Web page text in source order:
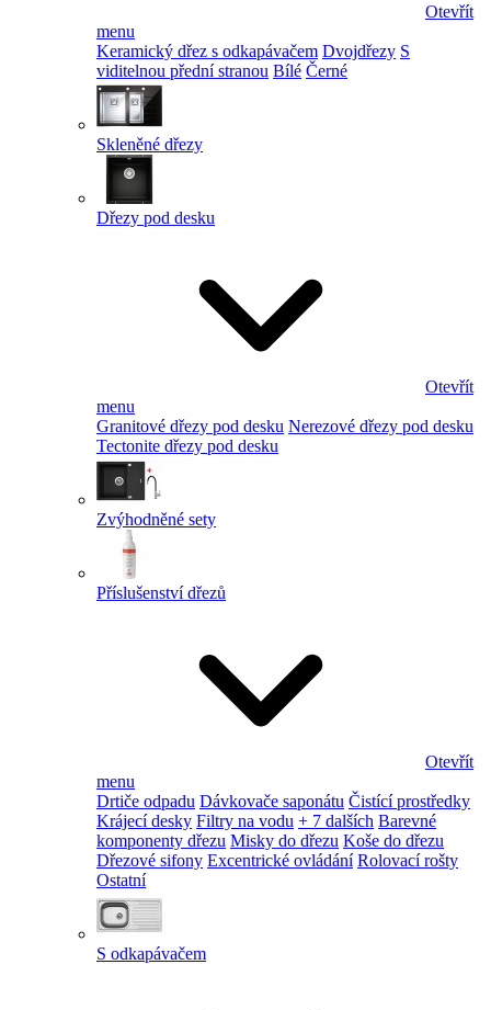
Otevřít
menu
Keramický dřez s odkapávačem Dvojdřezy S
viditelnou přední stranou Bílé Černé
Skleněné dřezy
Dřezy pod desku
Otevřít
menu
Granitové dřezy pod desku Nerezové dřezy pod desku
Tectonite dřezy pod desku
Zvýhodněné sety
Příslušenství dřezů
Otevřít
menu
Drtiče odpadu Dávkovače saponátu Čistící prostředky
Krájecí desky Filtry na vodu + 7 dalších Barevné
komponenty dřezu Misky do dřezu Koše do dřezu
Dřezové sifony Excentrické ovládání Rolovací rošty
Ostatní
S odkapávačem